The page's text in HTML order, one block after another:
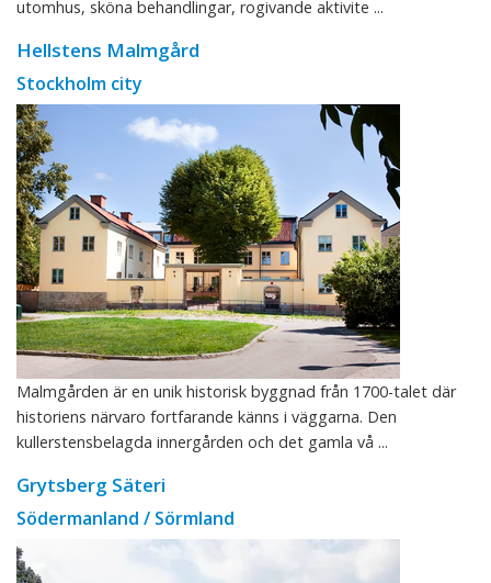
utomhus, sköna behandlingar, rogivande aktivite ...
Hellstens Malmgård
Stockholm city
Malmgården är en unik historisk byggnad från 1700-talet där
historiens närvaro fortfarande känns i väggarna. Den
kullerstensbelagda innergården och det gamla vå ...
Grytsberg Säteri
Södermanland / Sörmland